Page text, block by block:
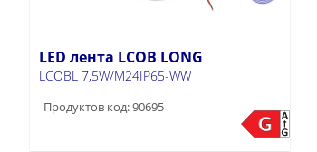
LED лента LCOB LONG
LCOBL 7,5W/M24IP65-WW
Продуктов код: 90695